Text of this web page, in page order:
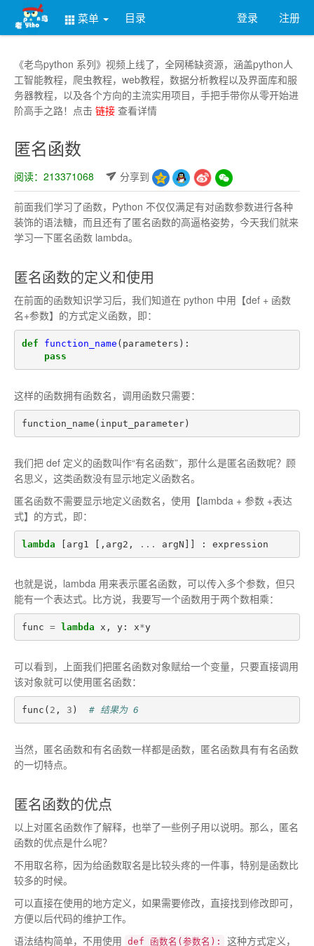
菜单 目录 登录 注册
《老鸟python 系列》视频上线了，全网稀缺资源，涵盖python人
工智能教程，爬虫教程，web教程，数据分析教程以及界面库和服
务器教程，以及各个方向的主流实用项目，手把手带你从零开始进
阶高手之路！点击 链接 查看详情
匿名函数
阅读：213371068 分享到
前面我们学习了函数，Python 不仅仅满足有对函数参数进行各种
装饰的语法糖，而且还有了匿名函数的高逼格姿势，今天我们就来
学习一下匿名函数 lambda。
匿名函数的定义和使用
在前面的函数知识学习后，我们知道在 python 中用【def + 函数
名+参数】的方式定义函数，即：
def function_name ( parameters ):
pass
这样的函数拥有函数名，调用函数只需要：
function_name ( input_parameter)
我们把 def 定义的函数叫作“有名函数”，那什么是匿名函数呢？顾
名思义，这类函数没有显示地定义函数名。
匿名函数不需要显示地定义函数名，使用【lambda + 参数 +表达
式】的方式，即：
lambda [ arg1 [, arg2 , ... argN ]] : expression
也就是说，lambda 用来表示匿名函数，可以传入多个参数，但只
能有一个表达式。比方说，我要写一个函数用于两个数相乘：
func = lambda x , y: x*y
可以看到，上面我们把匿名函数对象赋给一个变量，只要直接调用
该对象就可以使用匿名函数：
func ( 2 , 3 ) # 结果为 6
当然，匿名函数和有名函数一样都是函数，匿名函数具有有名函数
的一切特点。
匿名函数的优点
以上对匿名函数作了解释，也举了一些例子用以说明。那么，匿名
函数的优点是什么呢？
不用取名称，因为给函数取名是比较头疼的一件事，特别是函数比
较多的时候。
可以直接在使用的地方定义，如果需要修改，直接找到修改即可，
方便以后代码的维护工作。
语法结构简单，不用使用 def 函数名(参数名):
这种方式定义，